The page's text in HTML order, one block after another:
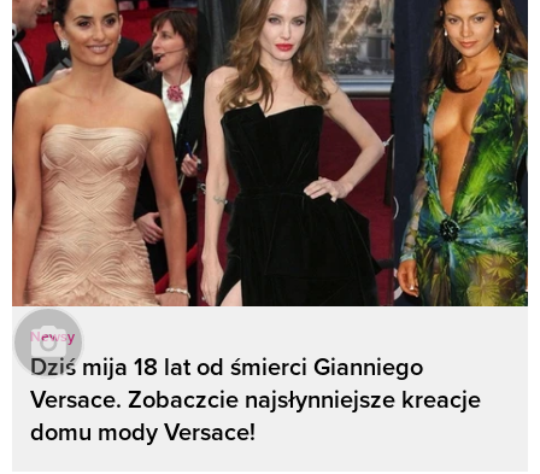
Newsy
Dziś mija 18 lat od śmierci Gianniego
Versace. Zobaczcie najsłynniejsze kreacje
domu mody Versace!